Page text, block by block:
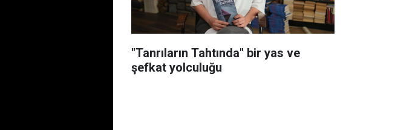
"Tanrıların Tahtında" bir yas ve
şefkat yolculuğu